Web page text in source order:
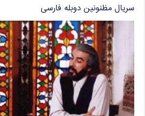
سریال مظنونین دوبله فارسی